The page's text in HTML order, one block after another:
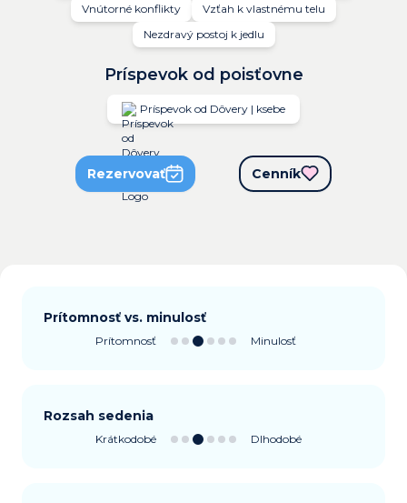
Vnútorné konflikty
Vzťah k vlastnému telu
Nezdravý postoj k jedlu
Príspevok od poisťovne
Príspevok od Dôvery | ksebe
Rezervovať Cenník
Prítomnosť vs. minulosť
Prítomnosť Minulosť
Rozsah sedenia
Krátkodobé Dlhodobé